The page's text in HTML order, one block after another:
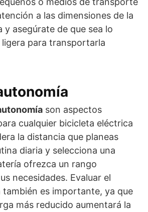
a las dimensiones de la
y asegúrate de que sea lo
para transportarla
son aspectos
cualquier bicicleta eléctrica
la distancia que planeas
diaria y selecciona una
ofrezca un rango
necesidades. Evaluar el
es importante, ya que
más reducido aumentará la